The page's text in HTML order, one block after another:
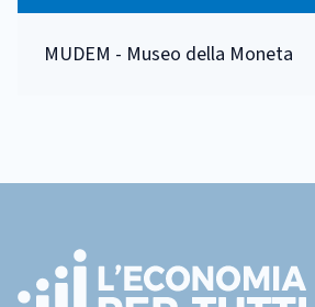
MUDEM - Museo della Moneta